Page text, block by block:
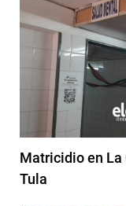
Matricidio en La
Tula